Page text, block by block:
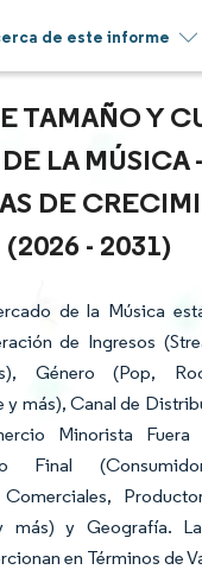
de este informe
TAMAÑO Y
LA MÚSICA -
DE
(2026 - 2031)
de la Música
de Ingresos
Género (Pop,
más), Canal de
Minorista Fuera
Final
Comerciales,
más) y Geografía.
en Términos de